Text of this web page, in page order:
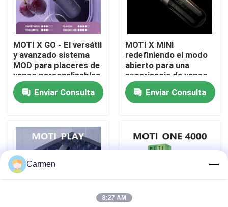
Sobre nosotros
Visita a la fábrica
Control de Calidad
Contacto
Solicitar una cotización
Vozol Vape
MOTI X GO - El versátil
y avanzado sistema
MOD para placeres de
vapeo personalizables
Enviar Consulta
MOTI X MINI
redefiniendo el modo
abierto para una
experiencia de vapeo
mejorada
Enviar Consulta
Carmen
8:27 AM